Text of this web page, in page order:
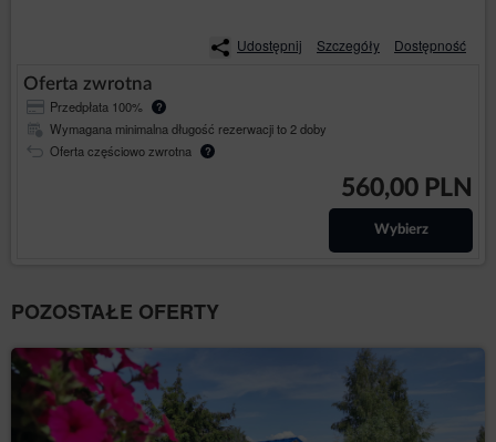
Udostępnij Szczegóły Dostępność
Oferta zwrotna
Przedpłata 100% ?
Wymagana minimalna długość rezerwacji to 2 doby
Oferta częściowo zwrotna
?
560,00 PLN
Wybierz
POZOSTAŁE OFERTY